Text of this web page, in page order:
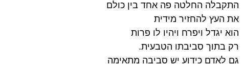
התקבלה החלטה פה אחד בין כולם
את העץ להחזיר מידית
הוא יגדל ויפרח ויהיו לו פרות
רק בתוך סביבתו הטבעית.
גם לאדם כידוע יש סביבה מתאימה